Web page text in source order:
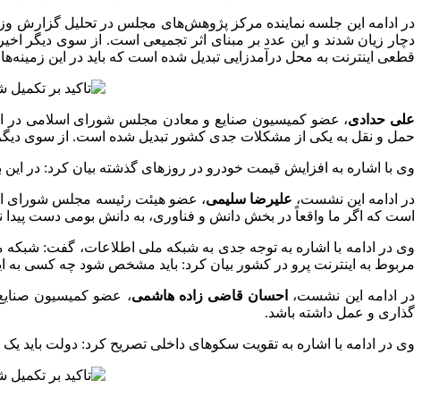
دچار زیان شدند و این عدد بر مبنای اثر تجمیعی است. از سوی دیگر
قطعی اینترنت به محل درآمدزایی تبدیل شده است که باید در این
علی حدادی، عضو کمیسیون صنایع و معادن مجلس شورای اسلامی در
حمل و نقل به یکی از مشکلات جدی کشور تبدیل شده است. از سوی دیگر
وی با اشاره به افزایش قیمت خودرو در روزهای گذشته بیان کرد: در
در ادامه این نشست، علیرضا سلیمی، عضو هیئت رئیسه مجلس شورای
است که اگر ما واقعاً در بخش دانش و فناوری، به دانش بومی دست
مربوط به اینترنت پرو در کشور بیان کرد: باید مشخص شود چه کسی به
در ادامه این نشست، احسان قاضی زاده هاشمی، عضو کمیسیون
گذاری و عمل داشته باشد.
وی در ادامه با اشاره به تقویت سکوهای داخلی تصریح کرد: دولت باید یک همت به «بله» کمک